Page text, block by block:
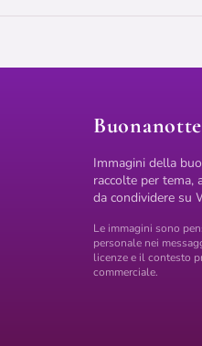
Immagini della
raccolte per tema,
da condividere su
Le immagini sono
personale nei
licenze e il contesto
commerciale.